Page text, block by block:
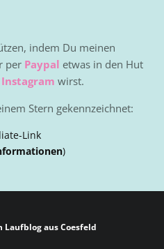
indem Du meinen
per Paypal etwas in den Hut
Instagram wirst.
Stern gekennzeichnet:
Link
)